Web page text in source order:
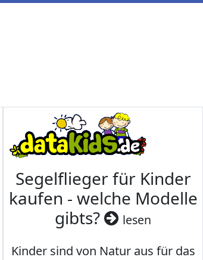
Segelflieger für Kinder
kaufen - welche Modelle
gibts?
lesen
Kinder sind von Natur aus für das